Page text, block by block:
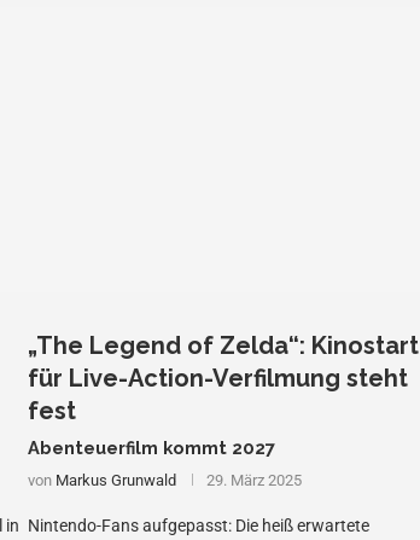
in
„The Legend of Zelda“: Kinostart
für Live-Action-Verfilmung steht
fest
Abenteuerfilm kommt 2027
von Markus Grunwald 29. März 2025
Nintendo-Fans aufgepasst: Die heiß erwartete